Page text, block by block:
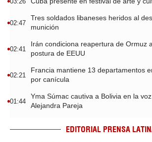
02:47
Tres soldados libaneses heridos al
munición
02:41
Irán condiciona reapertura de Ormuz
postura de EEUU
02:21
Francia mantiene 13 departamentos
por canícula
01:44
Yma Súmac cautiva a Bolivia en la
Alejandra Pareja
EDITORIAL PRENSA